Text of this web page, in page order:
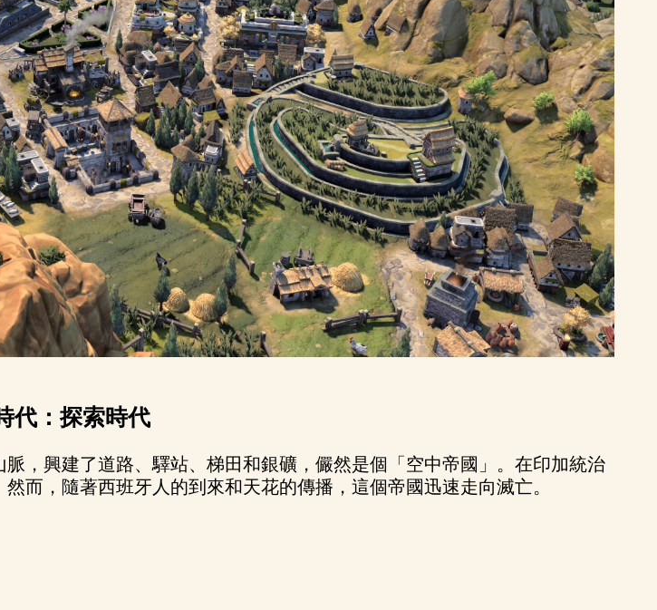
代：探索時代
，興建了道路、驛站、梯田和銀礦，儼然是個「空中帝國」。在印加統治
而，隨著西班牙人的到來和天花的傳播，這個帝國迅速走向滅亡。